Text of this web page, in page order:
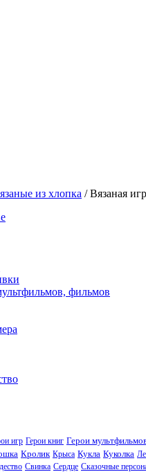
из хлопка /Вязаная
фильмов
игр Герои книг Герои
Кролик Крыса Кукла Куколка
Свинка Сердце Сказочные